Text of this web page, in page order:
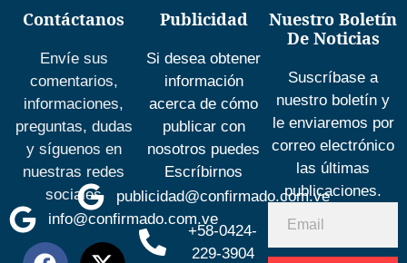
Contáctanos
Envíe sus
comentarios,
informaciones,
preguntas, dudas
y síguenos en
nuestras redes
sociales
info@confirmado.com.ve
Publicidad
Si desea obtener
información
acerca de cómo
publicar con
nosotros puedes
Escríbirnos
publicidad@confirmado.com.ve
+58-0424-
229-3904
Nuestro Boletín
De Noticias
Suscríbase a
nuestro boletín y
le enviaremos por
correo electrónico
las últimas
publicaciones.